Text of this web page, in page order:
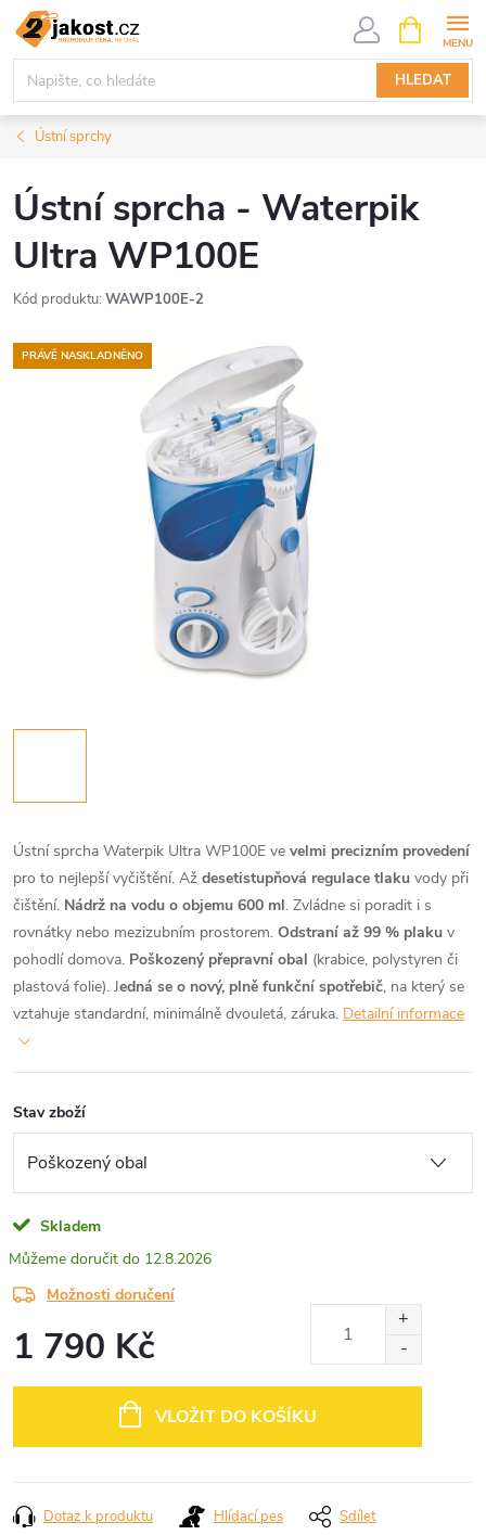
Přejít
obsah
HLEDAT
NÁKUPNÍ
KOŠÍK
Ústní sprchy
Ústní sprcha - Waterpik
Ultra WP100E
Kód produktu: WAWP100E-2
PRÁVĚ NASKLADNĚNO
Ústní sprcha Waterpik Ultra WP100E ve velmi precizním provedení
pro to nejlepší vyčištění. Až desetistupňová regulace tlaku vody při
čištění. Nádrž na vodu o objemu 600 ml. Zvládne si poradit i s
rovnátky nebo mezizubním prostorem. Odstraní až 99 % plaku v
pohodlí domova. Poškozený přepravní obal (krabice, polystyren či
plastová folie). Jedná se o nový, plně funkční spotřebič, na který se
vztahuje standardní, minimálně dvouletá, záruka. Detailní informace
Stav zboží
Skladem
12.8.2026
Možnosti doručení
1 790 Kč
VLOŽIT DO KOŠÍKU
Dotaz k produktu Hlídací pes Sdílet